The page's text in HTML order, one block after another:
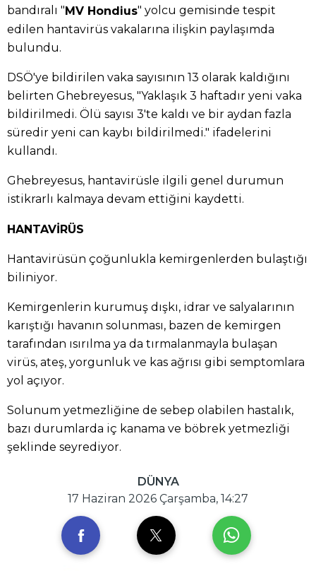
bandıralı "MV Hondius" yolcu gemisinde tespit
edilen hantavirüs vakalarına ilişkin paylaşımda
bulundu.
DSÖ'ye bildirilen vaka sayısının 13 olarak kaldığını
belirten Ghebreyesus, "Yaklaşık 3 haftadır yeni vaka
bildirilmedi. Ölü sayısı 3'te kaldı ve bir aydan fazla
süredir yeni can kaybı bildirilmedi." ifadelerini
kullandı.
Ghebreyesus, hantavirüsle ilgili genel durumun
istikrarlı kalmaya devam ettiğini kaydetti.
HANTAVİRÜS
Hantavirüsün çoğunlukla kemirgenlerden bulaştığı
biliniyor.
Kemirgenlerin kurumuş dışkı, idrar ve salyalarının
karıştığı havanın solunması, bazen de kemirgen
tarafından ısırılma ya da tırmalanmayla bulaşan
virüs, ateş, yorgunluk ve kas ağrısı gibi semptomlara
yol açıyor.
Solunum yetmezliğine de sebep olabilen hastalık,
bazı durumlarda iç kanama ve böbrek yetmezliği
şeklinde seyrediyor.
DÜNYA
17 Haziran 2026 Çarşamba, 14:27